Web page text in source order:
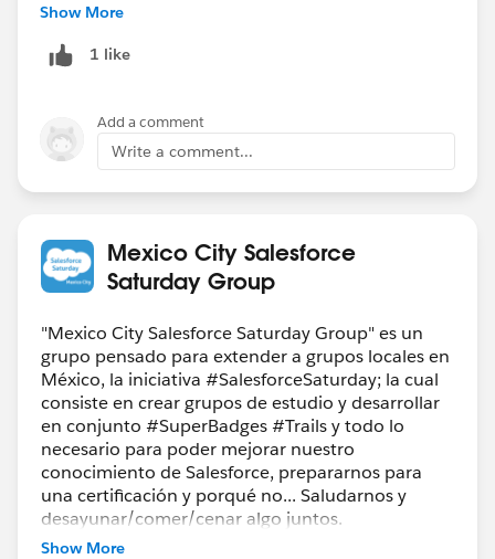
Show More
1 like
Add a comment
Write a comment...
Mexico City Salesforce
Saturday Group
"Mexico City Salesforce Saturday Group" es un
grupo pensado para extender a grupos locales en
México, la iniciativa #SalesforceSaturday; la cual
consiste en crear grupos de estudio y desarrollar
en conjunto #SuperBadges #Trails y todo lo
necesario para poder mejorar nuestro
conocimiento de Salesforce, prepararnos para
una certificación y porqué no... Saludarnos y
desayunar/comer/cenar algo juntos.
Usuarios, Administradores, desarrolladores con
Show More